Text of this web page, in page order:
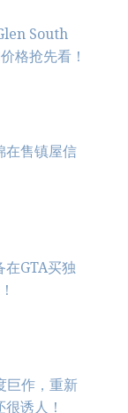
South
格抢先看！
在售镇屋信
在GTA买独
巨作，重新
诱人！